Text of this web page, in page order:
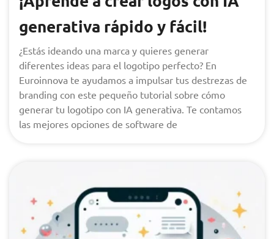
generativa rápido y fácil!
¿Estás ideando una marca y quieres generar
diferentes ideas para el logotipo perfecto? En
Euroinnova te ayudamos a impulsar tus destrezas de
branding con este pequeño tutorial sobre cómo
generar tu logotipo con IA generativa. Te contamos
las mejores opciones de software de